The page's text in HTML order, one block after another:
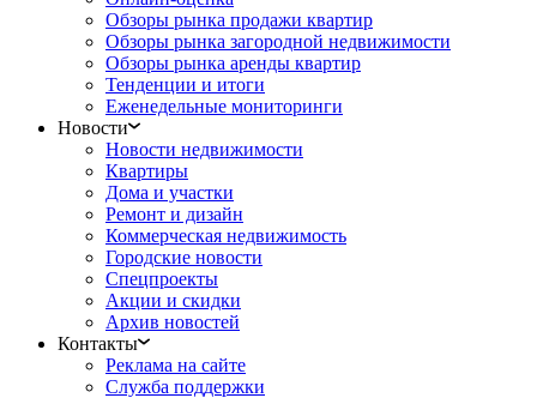
Обзоры рынка продажи квартир
Обзоры рынка загородной недвижимости
Обзоры рынка аренды квартир
Тенденции и итоги
Еженедельные мониторинги
Новости
Новости недвижимости
Квартиры
Дома и участки
Ремонт и дизайн
Коммерческая недвижимость
Городские новости
Спецпроекты
Акции и скидки
Архив новостей
Контакты
Реклама на сайте
Служба поддержки